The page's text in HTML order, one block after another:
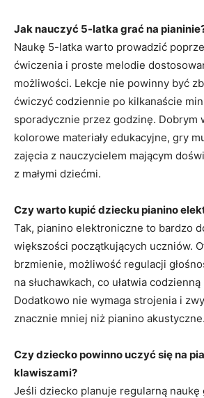
Jak nauczyć 5-latka grać na
Naukę 5-latka warto prowadzić
ćwiczenia i proste melodie
możliwości. Lekcje nie powinny być
ćwiczyć codziennie po kilkanaście
sporadycznie przez godzinę. Dobrym
kolorowe materiały edukacyjne, gry
zajęcia z nauczycielem mającym
z małymi dziećmi.
Czy warto kupić dziecku pianino
Tak, pianino elektroniczne to bardzo
większości początkujących uczniów.
brzmienie, możliwość regulacji
na słuchawkach, co ułatwia
Dodatkowo nie wymaga strojenia i
znacznie mniej niż pianino akustyczne.
Czy dziecko powinno uczyć się na
klawiszami?
Jeśli dziecko planuje regularną